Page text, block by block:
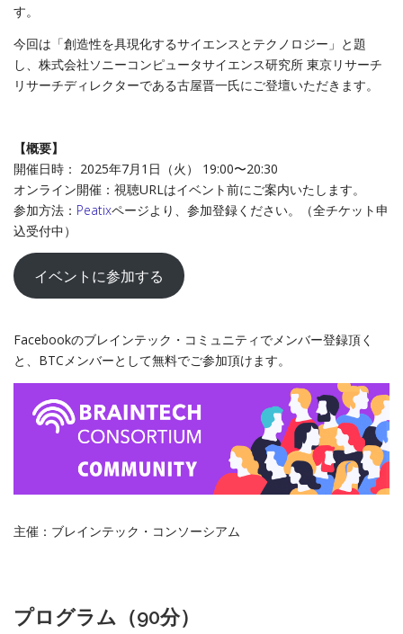
す。
今回は「創造性を具現化するサイエンスとテクノロジー」と題
し、株式会社ソニーコンピュータサイエンス研究所 東京リサーチ
リサーチディレクターである古屋晋一氏にご登壇いただきます。
【概要】
開催日時： 2025年7月1日（火） 19:00〜20:30
オンライン開催：視聴URLはイベント前にご案内いたします。
参加方法： Peatixページより、参加登録ください。（全チケット申
込受付中）
イベントに参加する
Facebookのブレインテック・コミュニティでメンバー登録頂く
と、BTCメンバーとして無料でご参加頂けます。
主催：ブレインテック・コンソーシアム
プログラム（90分）